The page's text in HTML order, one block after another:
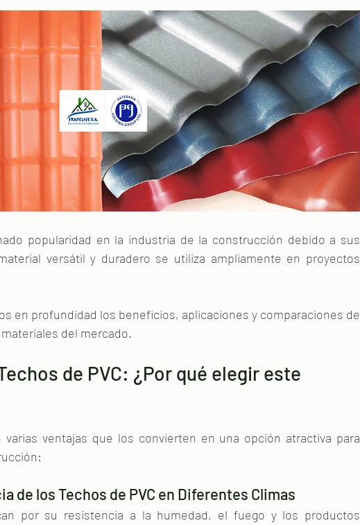
popularidad en la industria de la construcción debido a sus
versátil y duradero se utiliza ampliamente en proyectos
en profundidad los beneficios, aplicaciones y comparaciones de
del mercado.
de PVC: ¿Por qué elegir este
ventajas que los convierten en una opción atractiva para
de los Techos de PVC en Diferentes Climas
por su resistencia a la humedad, el fuego y los productos